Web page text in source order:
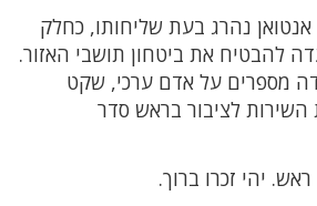
נהרג בעת שליחותו, כחלק
להבטיח את ביטחון תושבי האזור.
מספרים על אדם ערכי, שקט
השירות לציבור בראש סדר
יהי זכרו ברוך.